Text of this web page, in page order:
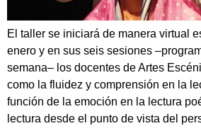
El taller se iniciará de manera virtual
enero y en sus seis sesiones
semana– los docentes de Artes
como la fluidez y comprensión en la
función de la emoción en la lectura
lectura desde el punto de vista del